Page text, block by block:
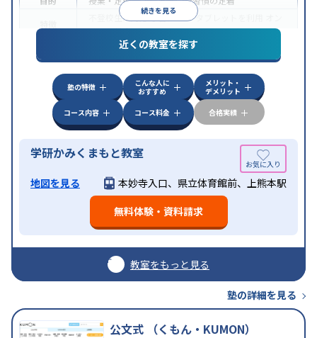
続きを見る
不登校生に対応学習にPC・タブレットを利用
ライン対応
近くの教室を探す
塾の特徴
こんな人に
おすすめ
メリット・
デメリット
コース内容
コース料金 合格実績
学研かみくまもと教室
地図を見る
本妙寺入口、県立体育館前、上熊本駅
無料体験・資料請求
教室をもっと見る
塾の詳細を見る
公文式 （くもん・KUMON）